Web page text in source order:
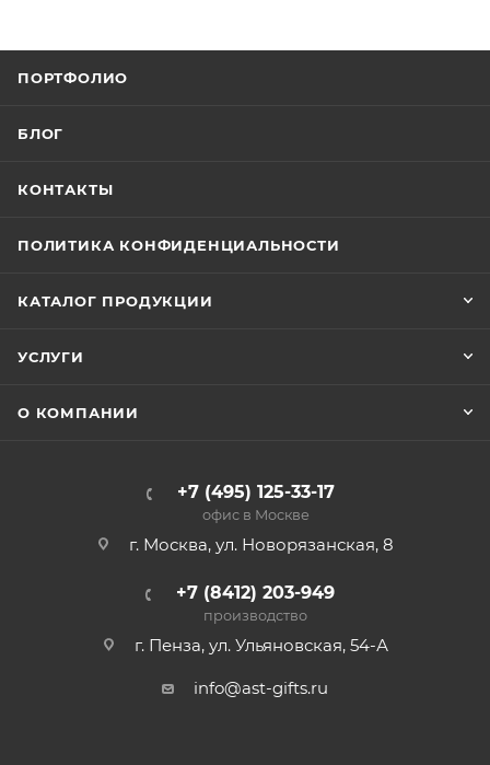
ПОРТФОЛИО
БЛОГ
КОНТАКТЫ
ПОЛИТИКА КОНФИДЕНЦИАЛЬНОСТИ
КАТАЛОГ ПРОДУКЦИИ
УСЛУГИ
О КОМПАНИИ
+7 (495) 125-33-17
офис в Москве
г. Москва, ул. Новорязанская, 8
+7 (8412) 203-949
производство
г. Пенза, ул. Ульяновская, 54-А
info@ast-gifts.ru